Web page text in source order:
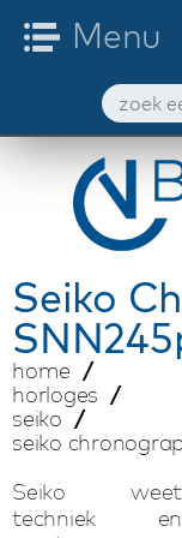
Seiko
home
horloges
seiko
seiko
Seiko weet
techniek en